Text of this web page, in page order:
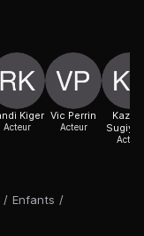
/ Enfants /
Kiger
Acteur
Vic Perrin
Acteur
Acteur